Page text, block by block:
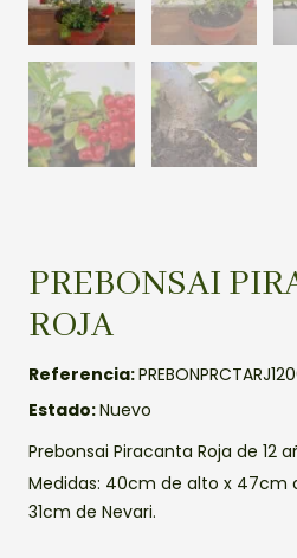
PREBONSAI
ROJA
Referencia:
Estado:Nuevo
Prebonsai Piracanta Roja de 12
Medidas: 40cm de alto x 47cm
31cm de Nevari.